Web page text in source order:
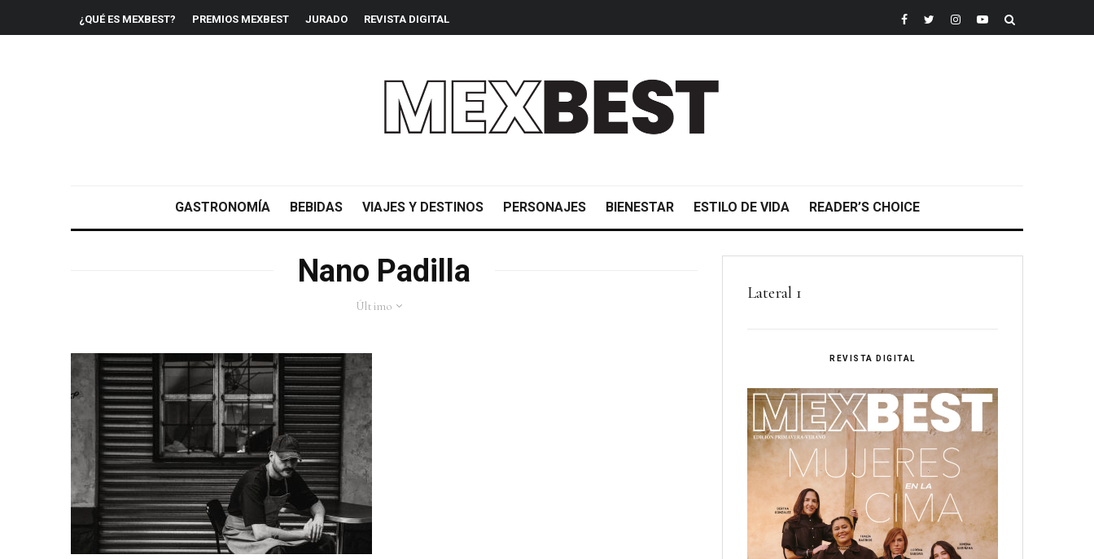
¿QUÉ ES MEXBEST? PREMIOS MEXBEST JURADO REVISTA DIGITAL
GASTRONOMÍA BEBIDAS VIAJES Y DESTINOS PERSONAJES BIENESTAR ESTILO DE VIDA READER’S CHOICE
Nano Padilla
Último
Lateral 1
REVISTA DIGITAL